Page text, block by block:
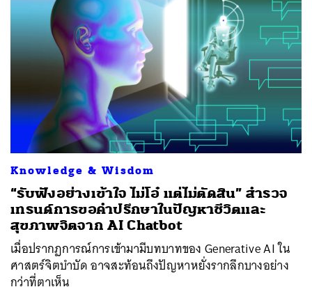
Knowledge & Wisdom
“รับฟังอย่างเข้าใจ ไม่โอ๋ แต่ไม่ตัดสิน” สำรวจ
เทรนด์การขอคำปรึกษาในปัญหาชีวิตและ
สุขภาพจิตจาก AI Chatbot
เมื่อปรากฏการณ์การเข้ามามีบทบาทของ Generative AI ใน
ศาสตร์จิตบำบัด อาจสะท้อนถึงปัญหาหยั่งรากลึกบางอย่าง
กว่าที่ตาเห็น